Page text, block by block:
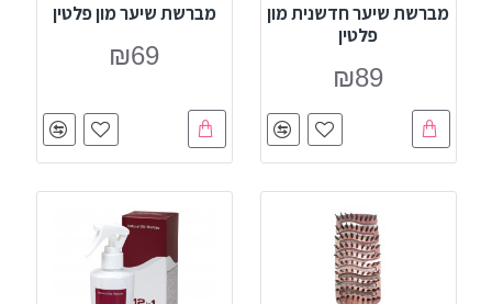
מברשת שיער חדשנית מון
פלטין
₪89
מברשת שיער מון פלטין
₪69